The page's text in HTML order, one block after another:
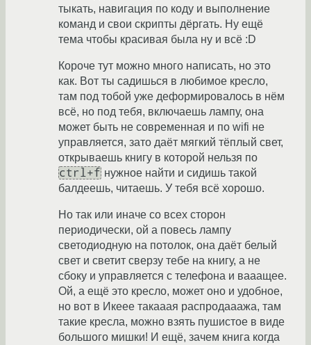
тыкать, навигация по коду и выполнение
команд и свои скрипты дёргать. Ну ещё
тема чтобы красивая была ну и всё :D
Короче тут можно много написать, но это
как. Вот ты садишься в любимое кресло,
там под тобой уже деформировалось в нём
всё, но под тебя, включаешь лампу, она
может быть не современная и по wifi не
управляется, зато даёт мягкий тёплый свет,
открываешь книгу в которой нельзя по
ctrl+f нужное найти и сидишь такой
балдеешь, читаешь. У тебя всё хорошо.
Но так или иначе со всех сторон
периодически, ой а повесь лампу
светодиодную на потолок, она даёт белый
свет и светит сверзу тебе на книгу, а не
сбоку и управляется с телефона и вааащее.
Ой, а ещё это кресло, может оно и удобное,
но вот в Икеее такааая распродааажа, там
такие кресла, можно взять пушистое в виде
большого мишки! И ещё, зачем книга когда